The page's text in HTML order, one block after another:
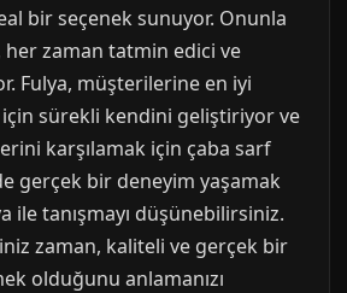
bir seçenek sunuyor. Onunla
zaman tatmin edici ve
Fulya, müşterilerine en iyi
sürekli kendini geliştiriyor ve
karşılamak için çaba sarf
gerçek bir deneyim yaşamak
ile tanışmayı düşünebilirsiniz.
zaman, kaliteli ve gerçek bir
olduğunu anlamanızı